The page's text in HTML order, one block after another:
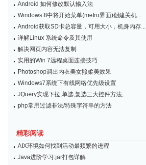
Android 如何修改默认输入法
Windows 8中将开始菜单(metro界面)创建关机...
Android获取SD卡总容量，可用大小，机身内存...
详解Linux 系统命令及其使用
解决网页内容无法复制
实用的Win 7远程桌面连接技巧
Photoshop调出内衣美女照柔美效果
Windows7系统下有线网络优先级设置
JQuery实现下拉,单选,复选三大控件方法,
php常用过滤非法/特殊字符串的方法
精彩阅读
AIX环境如何找到活动最频繁的进程
Java进阶学习:jar打包详解